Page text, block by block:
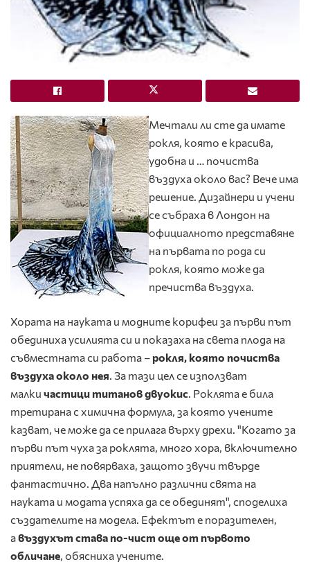
Мечтали ли сте да имате
рокля, която е красива,
удобна и … почиства
въздуха около вас? Вече има
решение. Дизайнери и учени
се събраха в Лондон на
официалното представяне
на първата по рода си
рокля, която може да
пречиства въздуха.
Хората на науката и модните корифеи за първи път
обединиха усилията си и показаха на света плода на
съвместната си работа – рокля, която почиства
въздуха около нея. За тази цел се използват
малки частици титанов двуокис. Роклята е била
третирана с химична формула, за която учените
казват, че може да се прилага върху дрехи. "Когато за
първи път чуха за роклята, много хора, включително
приятели, не повярваха, защото звучи твърде
фантастично. Два напълно различни свята на
науката и модата успяха да се обединят", споделиха
създателите на модела. Ефектът е поразителен,
авъздухът става по-чист още от първото
обличане, обясниха учените.